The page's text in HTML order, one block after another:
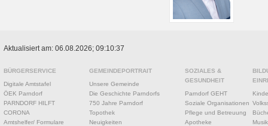
Aktualisiert am: 06.08.2026; 09:10:37
BÜRGERSERVICE
Digitale Amtstafel
ÖEK Parndorf
PARNDORF HILFT
CORONA
Amtshelfer/ Formulare
GEMEINDEPORTRAIT
Unsere Gemeinde
Die Geschichte Parndorfs
750 Jahre Parndorf
Topothek
Neuigkeiten
SOZIALES &
GESUNDHEIT
Parndorf GEHT
Soziale Organisationen
Pflege und Betreuung
Apotheke